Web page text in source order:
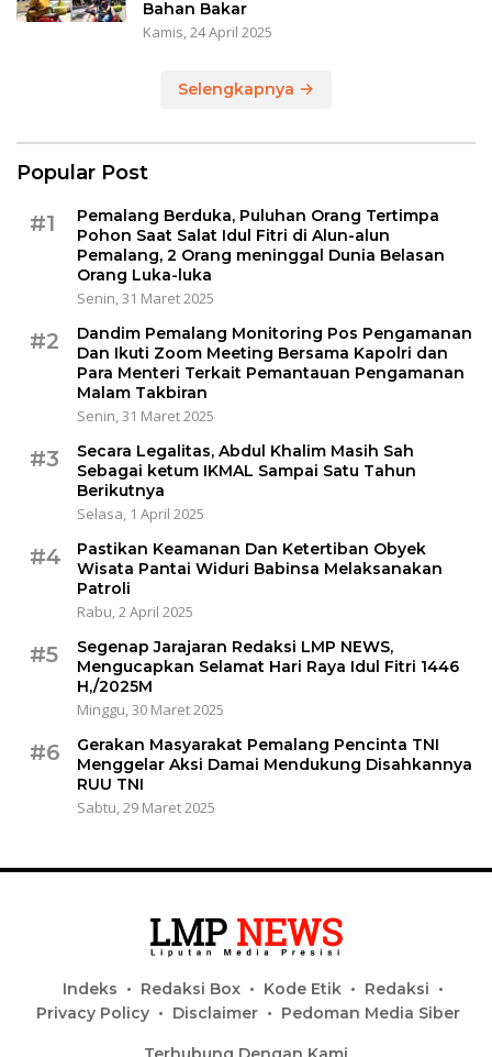
Bahan Bakar
Kamis, 24 April 2025
Selengkapnya
Popular Post
#1
Pemalang Berduka, Puluhan Orang Tertimpa
Pohon Saat Salat Idul Fitri di Alun-alun
Pemalang, 2 Orang meninggal Dunia Belasan
Orang Luka-luka
Senin, 31 Maret 2025
#2
Dandim Pemalang Monitoring Pos Pengamanan
Dan Ikuti Zoom Meeting Bersama Kapolri dan
Para Menteri Terkait Pemantauan Pengamanan
Malam Takbiran
Senin, 31 Maret 2025
#3
Secara Legalitas, Abdul Khalim Masih Sah
Sebagai ketum IKMAL Sampai Satu Tahun
Berikutnya
Selasa, 1 April 2025
#4
Pastikan Keamanan Dan Ketertiban Obyek
Wisata Pantai Widuri Babinsa Melaksanakan
Patroli
Rabu, 2 April 2025
#5
Segenap Jarajaran Redaksi LMP NEWS,
Mengucapkan Selamat Hari Raya Idul Fitri 1446
H,/2025M
Minggu, 30 Maret 2025
#6
Gerakan Masyarakat Pemalang Pencinta TNI
Menggelar Aksi Damai Mendukung Disahkannya
RUU TNI
Sabtu, 29 Maret 2025
Indeks Redaksi Box Kode Etik
Redaksi
Privacy Policy
Disclaimer Pedoman Media Siber